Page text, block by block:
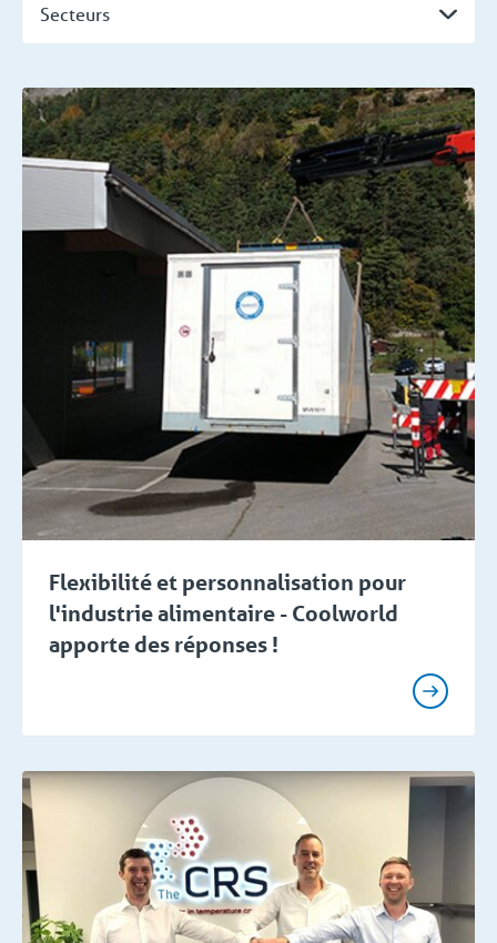
Secteurs
Flexibilité et personnalisation pour
l'industrie alimentaire - Coolworld
apporte des réponses !